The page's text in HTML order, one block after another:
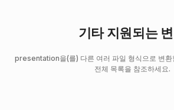
기타 지원되는
presentation을(를) 다른 여러 파일 형식으로 변환
전체 목록을 참조하세요.